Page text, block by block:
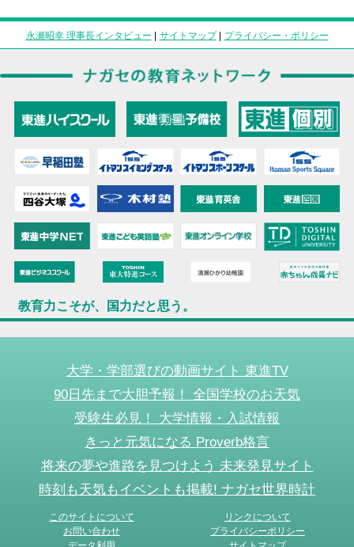
永瀬昭幸 理事長インタビュー | サイトマップ| プライバシー・ポリシー
教育力こそが、国力だと思う。
大学・学部選びの動画サイト 東進TV
90日先まで大胆予報！ 全国学校のお天気
受験生必見！ 大学情報・入試情報
きっと元気になる Proverb格言
将来の夢や進路を見つけよう 未来発見サイト
時刻も天気もイベントも掲載! ナガセ世界時計
このサイトについて
リンクについて
お問い合わせ
プライバシーポリシー